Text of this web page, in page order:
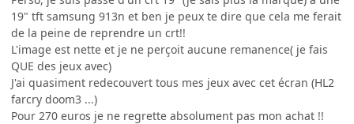
19" tft samsung 913n et ben je peux te dire que cela me ferait
de la peine de reprendre un crt!!
L'image est nette et je ne perçoit aucune remanence( je fais
QUE des jeux avec)
J'ai quasiment redecouvert tous mes jeux avec cet écran (HL2
farcry doom3 ...)
Pour 270 euros je ne regrette absolument pas mon achat !!